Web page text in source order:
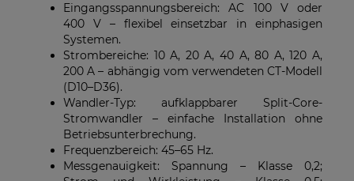
Eingangsspannungsbereich: AC 100 V oder
400 V – flexibel einsetzbar in einphasigen
Systemen.
Strombereiche: 10 A, 20 A, 40 A, 80 A, 120 A,
200 A – abhängig vom verwendeten CT-Modell
(D10–D36).
Wandler-Typ: aufklappbarer Split-Core-
Stromwandler – einfache Installation ohne
Betriebsunterbrechung.
Frequenzbereich: 45–65 Hz.
Messgenauigkeit: Spannung – Klasse 0,2;